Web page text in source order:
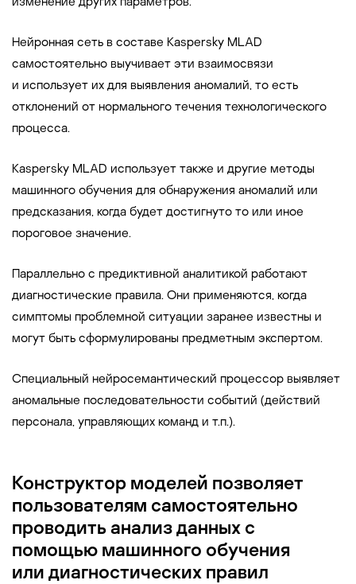
Нейронная сеть в составе Kaspersky MLAD
самостоятельно выучивает эти взаимосвязи
и использует их для выявления аномалий, то есть
отклонений от нормального течения технологического
процесса.
Kaspersky MLAD использует также и другие методы
машинного обучения для обнаружения аномалий или
предсказания, когда будет достигнуто то или иное
пороговое значение.
Параллельно с предиктивной аналитикой работают
диагностические правила. Они применяются, когда
симптомы проблемной ситуации заранее известны и
могут быть сформулированы предметным экспертом.
Специальный нейросемантический процессор выявляет
аномальные последовательности событий (действий
персонала, управляющих команд и т.п.).
Конструктор моделей позволяет
пользователям самостоятельно
проводить анализ данных с
помощью машинного обучения
или диагностических правил